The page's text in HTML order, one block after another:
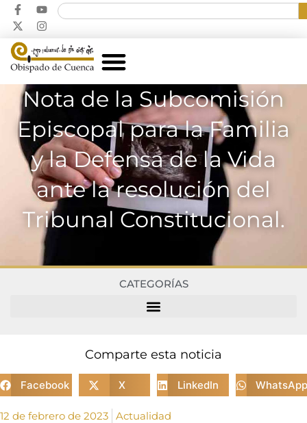
Nota de la Subcomisión
Episcopal para la Familia
y la Defensa de la Vida
ante la resolución del
Tribunal Constitucional.
CATEGORÍAS
Comparte esta noticia
Facebook X LinkedIn WhatsApp
12 de febrero de 2023 Actualidad